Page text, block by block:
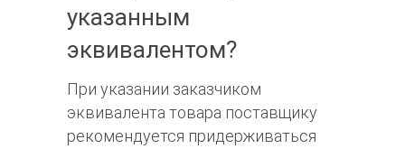
указанным
эквивалентом?
При указании заказчиком
эквивалента товара поставщику
рекомендуется придерживаться